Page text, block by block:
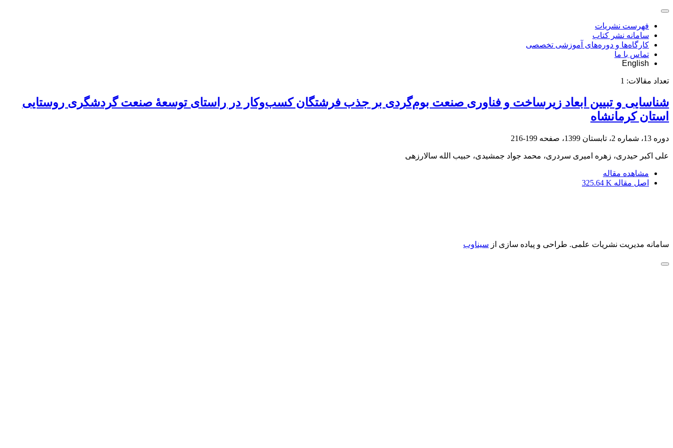
فهرست نشریات
سامانه نشر کتاب
کارگاه‌ها و دوره‌های آموزشی تخصصی
تماس با ما
English
تعداد مقالات: 1
شناسایی و تبیین ابعاد زیرساخت و فناوری صنعت‌ بوم‌گردی بر جذب فرشتگان کسب‌و‌کار در راستای توسعۀ صنعت گردشگری روستایی
استان کرمانشاه
دوره 13، شماره 2، تابستان 1399، صفحه 199-216
علی اکبر حیدری، زهره امیری سردری، محمد جواد جمشیدی، حبیب الله سالارزهی
مشاهده مقاله
اصل مقاله 325.64 K
سامانه مدیریت نشریات علمی. طراحی و پیاده سازی از سیناوب